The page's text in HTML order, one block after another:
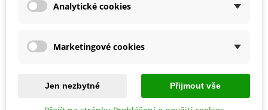
SOUVISEJÍCÍ PRODUKTY
Analytické cookies
Marketingové cookies
Jen nezbytné Přijmout vše